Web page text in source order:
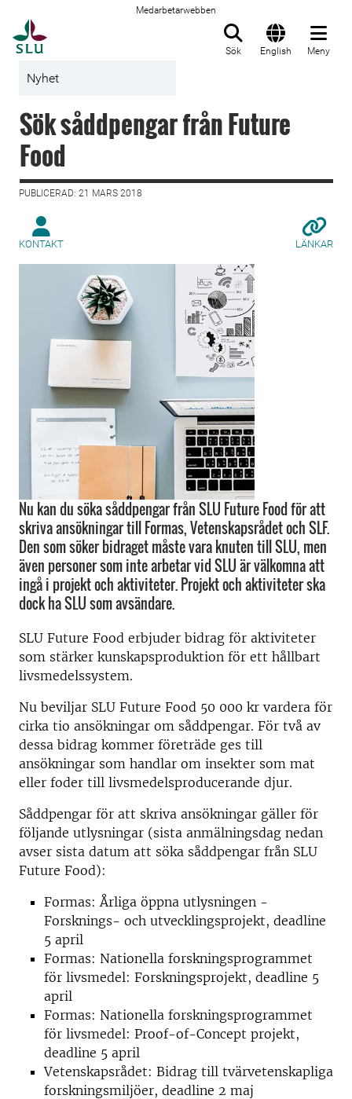
Medarbetarwebben
Sök English Meny
Nyhet
Sök såddpengar från Future
Food
PUBLICERAD: 21 MARS 2018
KONTAKT LÄNKAR
Nu kan du söka såddpengar från SLU Future Food för att
skriva ansökningar till Formas, Vetenskapsrådet och SLF.
Den som söker bidraget måste vara knuten till SLU, men
även personer som inte arbetar vid SLU är välkomna att
ingå i projekt och aktiviteter. Projekt och aktiviteter ska
dock ha SLU som avsändare.
SLU Future Food erbjuder bidrag för aktiviteter
som stärker kunskapsproduktion för ett hållbart
livsmedelssystem.
Nu beviljar SLU Future Food 50 000 kr vardera för
cirka tio ansökningar om såddpengar. För två av
dessa bidrag kommer företräde ges till
ansökningar som handlar om insekter som mat
eller foder till livsmedelsproducerande djur.
Såddpengar för att skriva ansökningar gäller för
följande utlysningar (sista anmälningsdag nedan
avser sista datum att söka såddpengar från SLU
Future Food):
Formas: Årliga öppna utlysningen -
Forsknings- och utvecklingsprojekt, deadline
5 april
Formas: Nationella forskningsprogrammet
för livsmedel: Forskningsprojekt, deadline 5
april
Formas: Nationella forskningsprogrammet
för livsmedel: Proof-of-Concept projekt,
deadline 5 april
Vetenskapsrådet: Bidrag till tvärvetenskapliga
forskningsmiljöer, deadline 2 maj